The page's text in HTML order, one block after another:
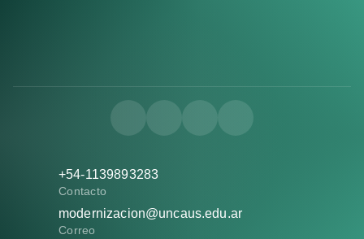
+54-1139893283
Contacto
modernizacion@uncaus.edu.ar
Correo